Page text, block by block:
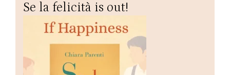
Se la felicità is out!